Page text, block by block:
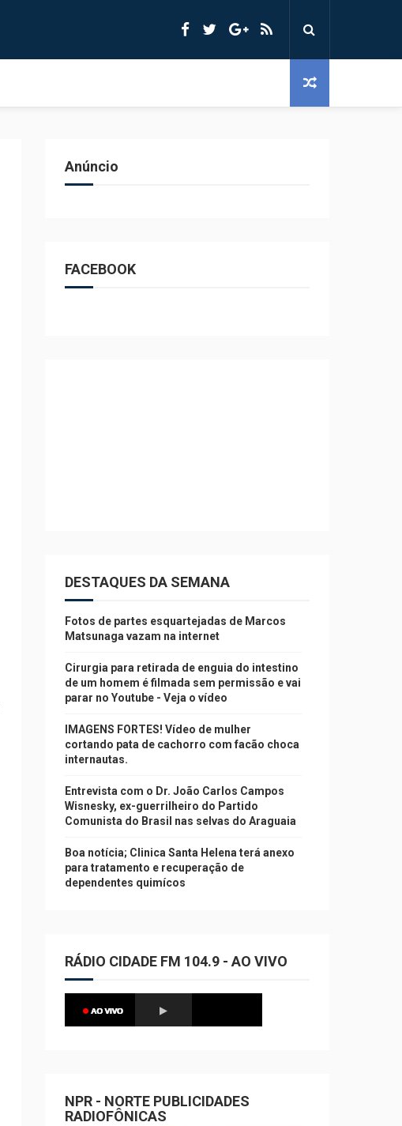
Anúncio
FACEBOOK
DESTAQUES DA SEMANA
Fotos de partes esquartejadas de Marcos
Matsunaga vazam na internet
Cirurgia para retirada de enguia do intestino
de um homem é filmada sem permissão e vai
parar no Youtube - Veja o vídeo
IMAGENS FORTES! Vídeo de mulher
cortando pata de cachorro com facão choca
internautas.
Entrevista com o Dr. João Carlos Campos
Wisnesky, ex-guerrilheiro do Partido
Comunista do Brasil nas selvas do Araguaia
Boa notícia; Clinica Santa Helena terá anexo
para tratamento e recuperação de
dependentes quimícos
RÁDIO CIDADE FM 104.9 - AO VIVO
NPR - NORTE PUBLICIDADES
RADIOFÔNICAS